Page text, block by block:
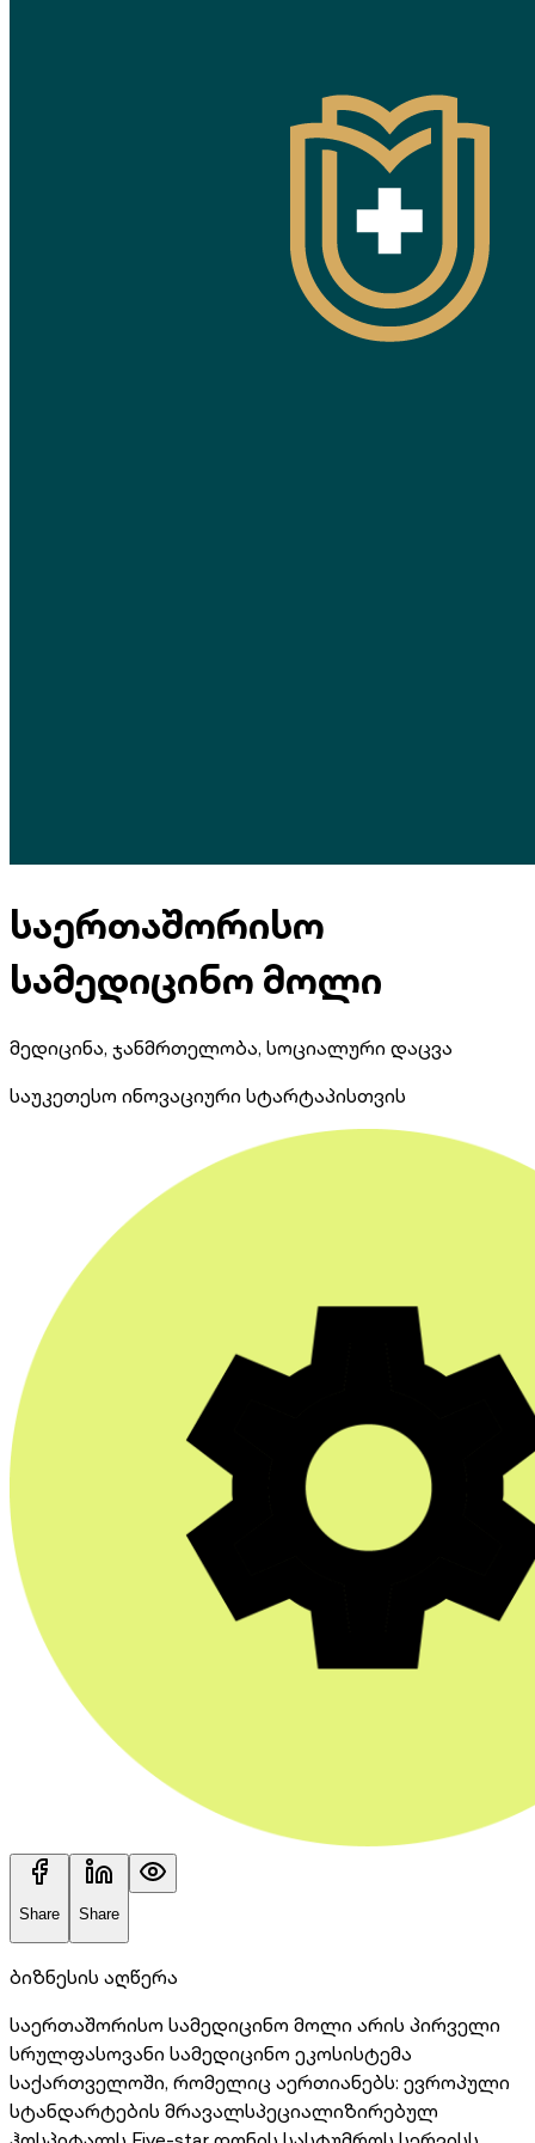
საერთაშორისო
სამედიცინო მოლი
მედიცინა, ჯანმრთელობა, სოციალური დაცვა
საუკეთესო ინოვაციური სტარტაპისთვის
Share Share
ბიზნესის აღწერა
საერთაშორისო სამედიცინო მოლი არის პირველი
სრულფასოვანი სამედიცინო ეკოსისტემა
საქართველოში, რომელიც აერთიანებს: ევროპული
სტანდარტების მრავალსპეციალიზირებულ